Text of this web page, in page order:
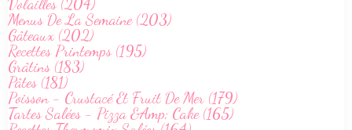
Menus De La Semaine (203)
Gâteaux (202)
Recettes Printemps (195)
Grâtins (183)
Pâtes (181)
Poisson - Crustacé Et Fruit De Mer (179)
Tartes Salées - Pizza &Amp; Cake (165)